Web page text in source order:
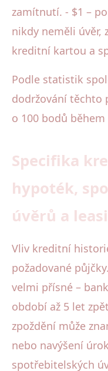
zamítnutí. - $1 –
nikdy neměli úvěr,
kreditní kartou a
Podle statistik
dodržování těchto
o 100 bodů
Specifika
hypoték,
úvěrů a
Vliv kreditní
požadované
velmi přísné –
období až 5 let
zpoždění může
nebo navýšení
spotřebitelských